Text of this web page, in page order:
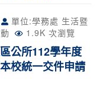
單位:學務處 生活暨
1.9K 次瀏覽
公所112學年度
校統一交件申請